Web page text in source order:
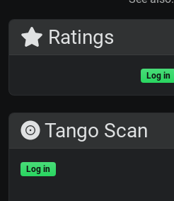
Ratings
Log in
Tango Scan
Log in